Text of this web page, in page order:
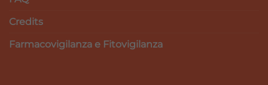
Credits
Farmacovigilanza e Fitovigilanza